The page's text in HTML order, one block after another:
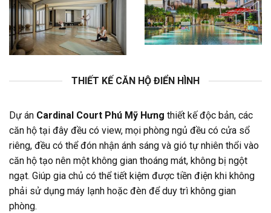
THIẾT KẾ CĂN HỘ ĐIỂN HÌNH
Dự án Cardinal Court Phú Mỹ Hưng thiết kế độc bản, các
căn hộ tại đây đều có view, mọi phòng ngủ đều có cửa sổ
riêng, đều có thể đón nhận ánh sáng và gió tự nhiên thổi vào
căn hộ tạo nên một không gian thoáng mát, không bị ngột
ngạt. Giúp gia chủ có thể tiết kiệm được tiền điện khi không
phải sử dụng máy lạnh hoặc đèn để duy trì không gian
phòng.